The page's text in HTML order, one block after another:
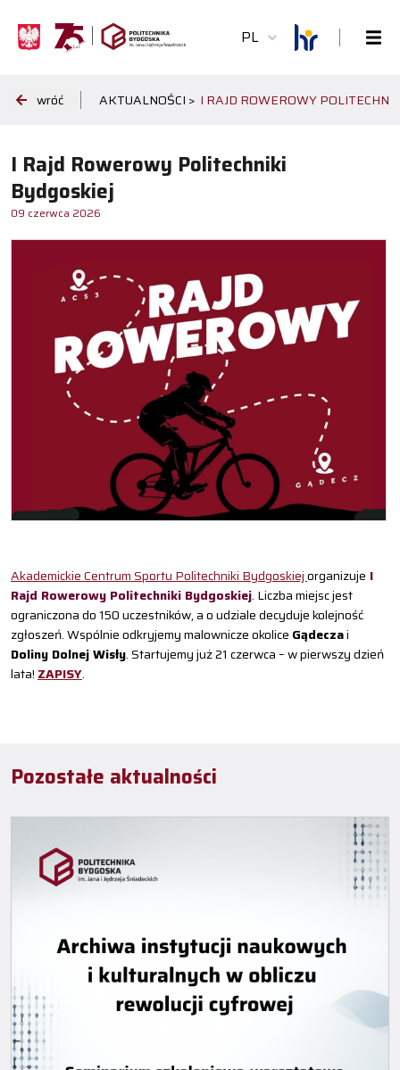
PL
wróć AKTUALNOŚCI > I RAJD ROWEROWY
I Rajd Rowerowy Politechniki
Bydgoskiej
09 czerwca 2026
Akademickie Centrum Sportu Politechniki Bydgoskiejorganizuje I
Rajd Rowerowy Politechniki Bydgoskiej. Liczba miejsc jest
ograniczona do 150 uczestników, a o udziale decyduje kolejność
zgłoszeń. Wspólnie odkryjemy malownicze okolice Gądeczai
Doliny Dolnej Wisły. Startujemy już 21 czerwca – w pierwszy dzień
lata! ZAPISY.
Pozostałe aktualności